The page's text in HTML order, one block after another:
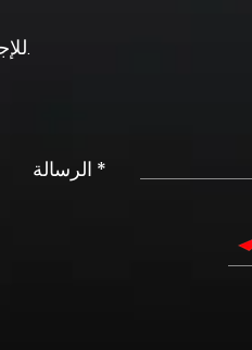
للإجابة عن أي أسئلة أو تعليقات من العملاء، سوف نرد بصبر ودقة.
الرسالة *